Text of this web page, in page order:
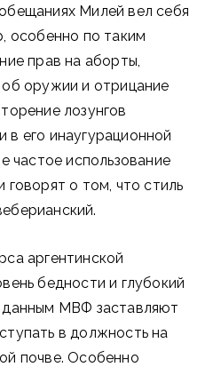
Милей вел себя
особенно по таким
прав на аборты,
об оружии и отрицание
лозунгов
его инаугурационной
частое использование
о том, что стиль
аргентинской
бедности и глубокий
данным МВФ заставляют
в должность на
почве. Особенно